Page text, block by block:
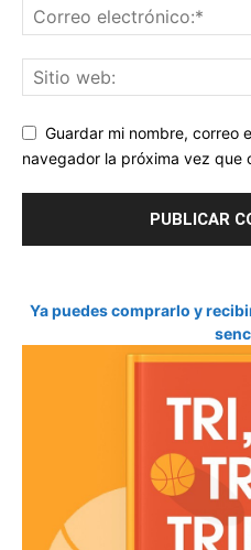
Guardar mi nombre, correo
navegador la próxima vez que
Ya puedes comprarlo y